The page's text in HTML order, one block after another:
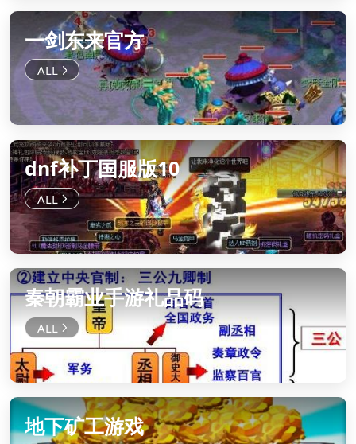
一剑东来官方
dnf补丁国服版10
秦朝霸业手游礼品码
地下矿工游戏